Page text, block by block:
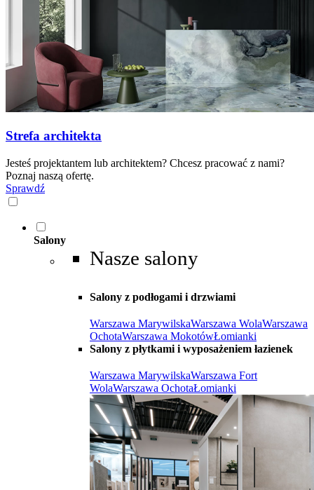
Strefa architekta
Jesteś projektantem lub architektem? Chcesz pracować z nami?
Poznaj naszą ofertę.
Sprawdź
Salony
Nasze salony
Salony z podłogami i drzwiami
Warszawa MarywilskaWarszawa WolaWarszawa
OchotaWarszawa MokotówŁomianki
Salony z płytkami i wyposażeniem łazienek
Warszawa MarywilskaWarszawa Fort
WolaWarszawa OchotaŁomianki